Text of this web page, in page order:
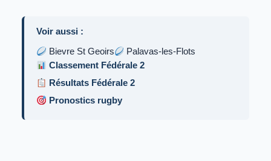
Voir aussi :
Bievre St Geoirs
Palavas-les-Flots
Classement Fédérale 2
Résultats Fédérale 2
Pronostics rugby